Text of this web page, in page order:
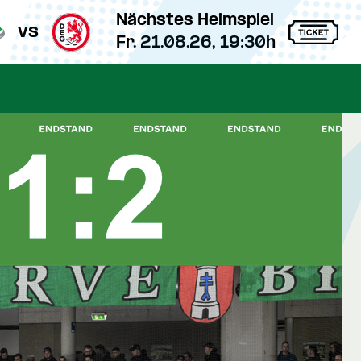
vs
Nächstes Heimspiel
Fr. 21.08.26, 19:30h